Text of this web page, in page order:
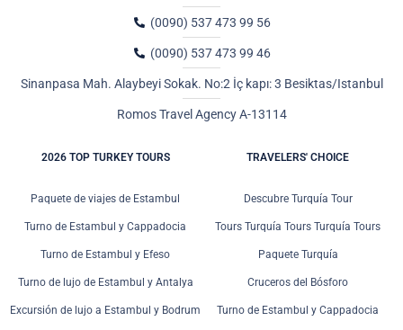
(0090) 537 473 99 56
(0090) 537 473 99 46
Sinanpasa Mah. Alaybeyi Sokak. No:2 İç kapı: 3 Besiktas/Istanbul
Romos Travel Agency A-13114
2026 TOP TURKEY TOURS
Paquete de viajes de Estambul
Turno de Estambul y Cappadocia
Turno de Estambul y Efeso
Turno de lujo de Estambul y Antalya
Excursión de lujo a Estambul y Bodrum
TRAVELERS' CHOICE
Descubre Turquía Tour
Tours Turquía Tours Turquía Tours
Paquete Turquía
Cruceros del Bósforo
Turno de Estambul y Cappadocia